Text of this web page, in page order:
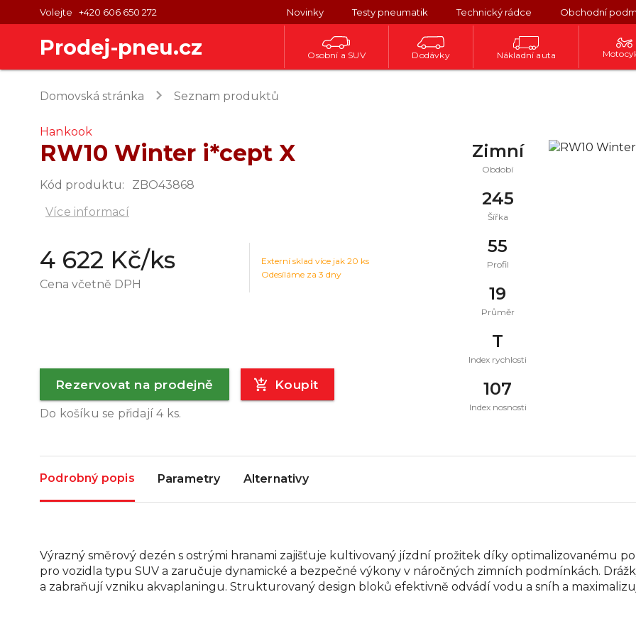
Volejte +420 606 650 272 Novinky Testy pneumatik Technický rádce Obchodní
Prodej-pneu.cz Osobní a SUV Dodávky Nákladní auta
Domovská stránka keyboard_arrow_right Seznam produktů
Hankook
RW10 Winter i*cept X
Kód produktu:
ZBO43868
Více informací
4 622 Kč/ks
Cena včetně DPH
Externí sklad více jak 20 ks
Odesíláme za 3 dny
Rezervovat na prodejně Koupit
Do košíku se přidají4ks.
Zimní
Období
245
Šířka
55
Profil
19
Průměr
T
Index rychlosti
107
Index nosnosti
Podrobný popis Parametry Alternativy
Výrazný směrový dezén s ostrými hranami zajišťuje kultivovaný jízdní prožitek díky optimalizovanému
pro vozidla typu SUV a zaručuje dynamické a bezpečné výkony v náročných zimních podmínkách.
a zabraňují vzniku akvaplaningu. Strukturovaný design bloků efektivně odvádí vodu a sníh a